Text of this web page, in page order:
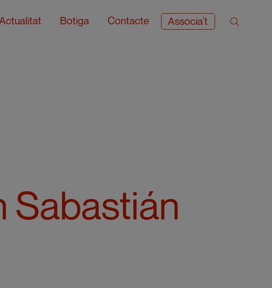
Botiga Contacte Associa’t
Sabastián